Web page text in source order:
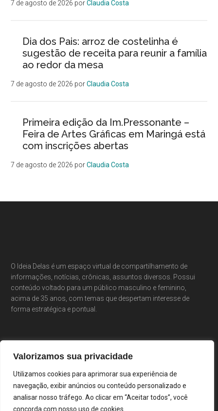
Valorizamos sua privacidade
Utilizamos cookies para aprimorar sua experiência de
navegação, exibir anúncios ou conteúdo personalizado e
analisar nosso tráfego. Ao clicar em “Aceitar todos”, você
concorda com nosso uso de cookies.
7 de agosto de 2026 porClaudia Costa
Dia dos Pais: arroz de costelinha é
sugestão de receita para reunir a família
ao redor da mesa
7 de agosto de 2026 porClaudia Costa
Primeira edição da Im.Pressonante –
Feira de Artes Gráficas em Maringá está
com inscrições abertas
7 de agosto de 2026 porClaudia Costa
O Ideia Delas é um espaço virtual de compartilhamento de
informações, notícias, crônicas, assuntos diversos. Possui
conteúdo voltado para um público masculino e feminino,
acima de 35 anos, com temas que despertam interesse de
forma estratégica e pontual.
Portal Ideia Delas · Cláudia Costa & Elisiê Peixoto ·